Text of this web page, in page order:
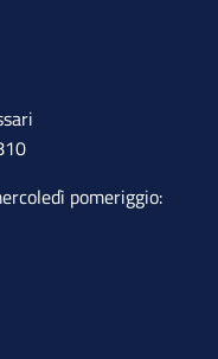
pomeriggio: